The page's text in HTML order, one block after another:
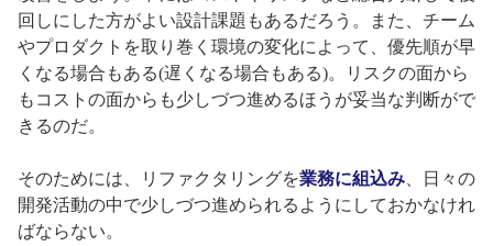
回しにした方がよい設計課題もあるだろう。また、チーム
やプロダクトを取り巻く環境の変化によって、優先順が早
くなる場合もある(遅くなる場合もある)。リスクの面から
もコストの面からも少しづつ進めるほうが妥当な判断がで
きるのだ。
そのためには、リファクタリングを業務に組込み 、日々の
開発活動の中で少しづつ進められるようにしておかなけれ
ばならない。